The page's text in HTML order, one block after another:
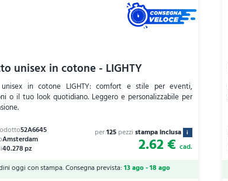
unisex in cotone - LIGHTY
in cotone LIGHTY: comfort e stile per eventi,
o il tuo look quotidiano. Leggero e personalizzabile per
per125pezzi stampa inclusa i
2.62 € cad.
oggi con stampa. Consegna prevista:13 ago - 18 ago